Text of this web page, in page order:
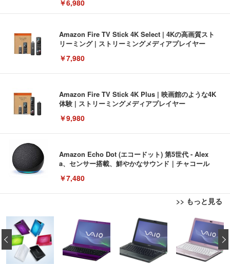
￥6,980
Amazon Fire TV Stick 4K Select | 4Kの高画質スト
リーミング | ストリーミングメディアプレイヤー
￥7,980
Amazon Fire TV Stick 4K Plus | 映画館のような4K
体験 | ストリーミングメディアプレイヤー
￥9,980
Amazon Echo Dot (エコードット) 第5世代 - Alex
a、センサー搭載、鮮やかなサウンド｜チャコール
￥7,480
>> もっと見る
[EdoErgo] オフィスチェア 椅子 テレワーク 疲れな
い 跳ね上げ式アームレスト コンパクト 約105度ロッ
キング pc 事務椅子 360度回転 座面昇降 強化ナイロ
ン樹脂ベース 通気性メッシュ 在宅ワーク H-WY01
(黒網+黒枠+黒足)
￥5,699
EIZO ビジネス向けプレミアムモニター | FlexScan
EV3240X-WT | 31.5型4K UHD・USB Type-C・ホワ
￥105,595
Amazonベーシック ペットシーツ 薄型 レギュラー 1
回使い捨て 無香料 ホワイト 300枚
￥3,373
‹